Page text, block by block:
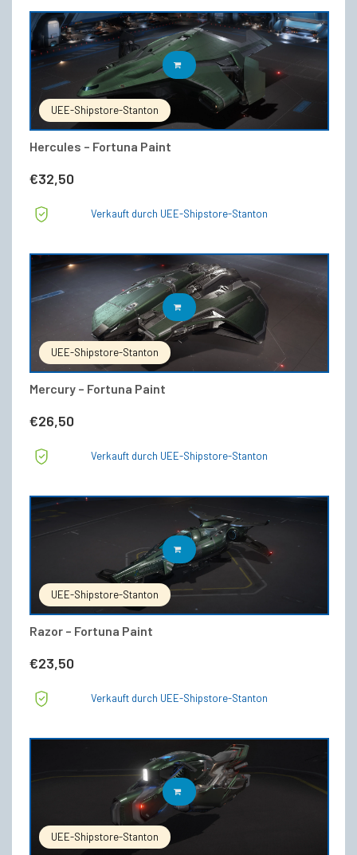
UEE-Shipstore-Stanton
Hercules – Fortuna Paint
€32,50
IN DEN WARENKORB
Verkauft durch UEE-Shipstore-Stanton
UEE-Shipstore-Stanton
Mercury – Fortuna Paint
€26,50
IN DEN WARENKORB
Verkauft durch UEE-Shipstore-Stanton
UEE-Shipstore-Stanton
Razor – Fortuna Paint
€23,50
IN DEN WARENKORB
Verkauft durch UEE-Shipstore-Stanton
UEE-Shipstore-Stanton
IN DEN WARENKORB